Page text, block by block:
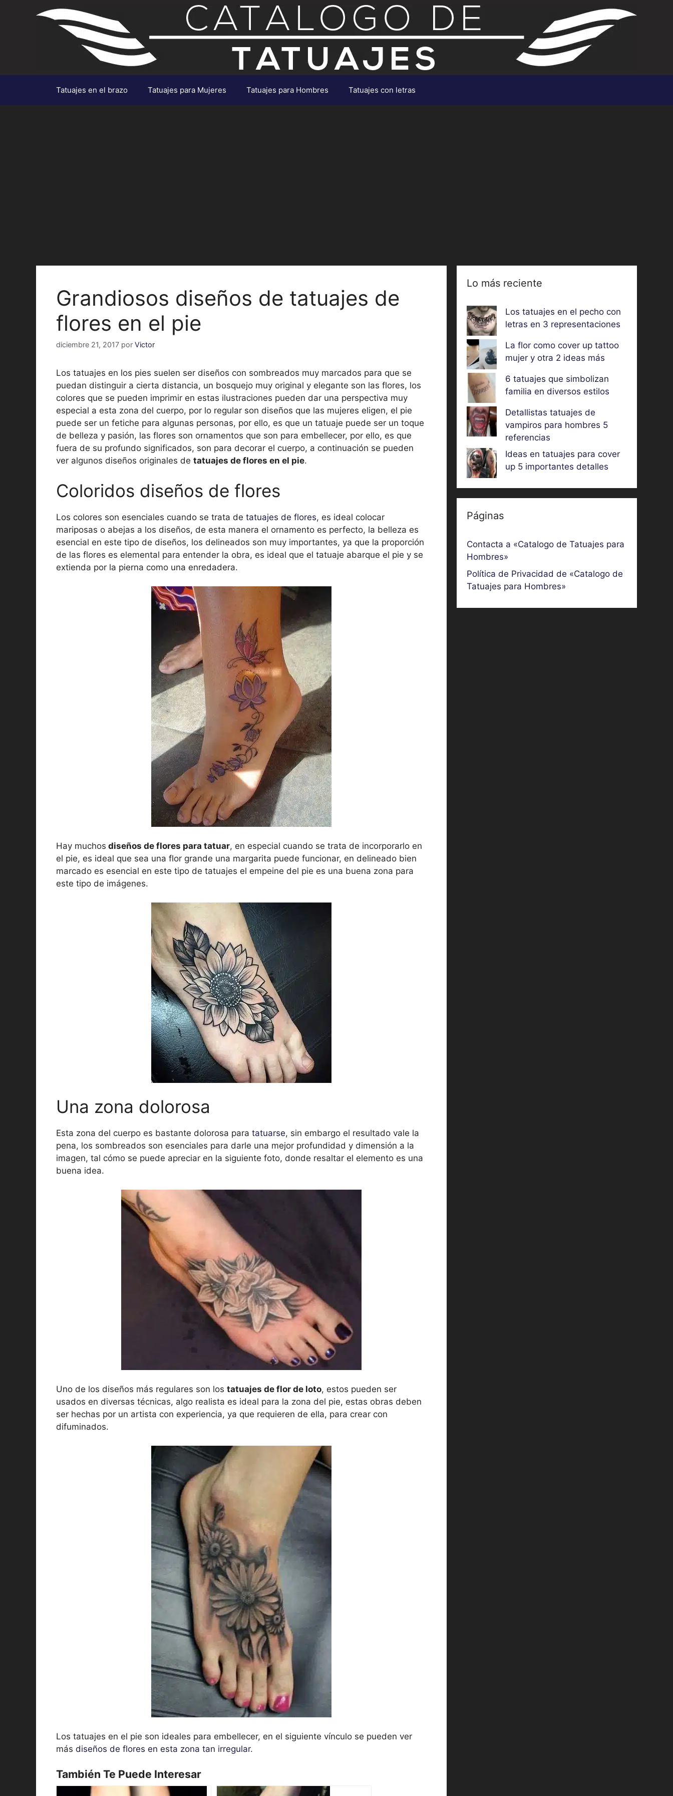
Tatuajes en el brazo Tatuajes para Mujeres Tatuajes para Hombres Tatuajes con letras
Grandiosos diseños de tatuajes de
flores en el pie
diciembre 21, 2017 por Victor
Los tatuajes en los pies suelen ser diseños con sombreados muy marcados para que se
puedan distinguir a cierta distancia, un bosquejo muy original y elegante son las flores, los
colores que se pueden imprimir en estas ilustraciones pueden dar una perspectiva muy
especial a esta zona del cuerpo, por lo regular son diseños que las mujeres eligen, el pie
puede ser un fetiche para algunas personas, por ello, es que un tatuaje puede ser un toque
de belleza y pasión, las flores son ornamentos que son para embellecer, por ello, es que
fuera de su profundo significados, son para decorar el cuerpo, a continuación se pueden
ver algunos diseños originales de tatuajes de flores en el pie.
Coloridos diseños de flores
Los colores son esenciales cuando se trata de tatuajes de flores, es ideal colocar
mariposas o abejas a los diseños, de esta manera el ornamento es perfecto, la belleza es
esencial en este tipo de diseños, los delineados son muy importantes, ya que la proporción
de las flores es elemental para entender la obra, es ideal que el tatuaje abarque el pie y se
extienda por la pierna como una enredadera.
Hay muchos diseños de flores para tatuar, en especial cuando se trata de incorporarlo en
el pie, es ideal que sea una flor grande una margarita puede funcionar, en delineado bien
marcado es esencial en este tipo de tatuajes el empeine del pie es una buena zona para
este tipo de imágenes.
Una zona dolorosa
Esta zona del cuerpo es bastante dolorosa para tatuarse, sin embargo el resultado vale la
pena, los sombreados son esenciales para darle una mejor profundidad y dimensión a la
imagen, tal cómo se puede apreciar en la siguiente foto, donde resaltar el elemento es una
buena idea.
Uno de los diseños más regulares son los tatuajes de flor de loto, estos pueden ser
usados en diversas técnicas, algo realista es ideal para la zona del pie, estas obras deben
ser hechas por un artista con experiencia, ya que requieren de ella, para crear con
difuminados.
Los tatuajes en el pie son ideales para embellecer, en el siguiente vínculo se pueden ver
más diseños de flores en esta zona tan irregular.
También Te Puede Interesar
Lo más reciente
Los tatuajes en el pecho con
letras en 3 representaciones
La flor como cover up tattoo
mujer y otra 2 ideas más
6 tatuajes que simbolizan
familia en diversos estilos
Detallistas tatuajes de
vampiros para hombres 5
referencias
Ideas en tatuajes para cover
up 5 importantes detalles
Páginas
Contacta a «Catalogo de Tatuajes para
Hombres»
Política de Privacidad de «Catalogo de
Tatuajes para Hombres»